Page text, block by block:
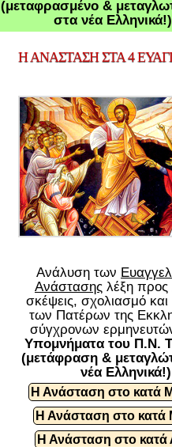
(μεταφρασμένο &
στα νέα Ελληνικά!)
ΗΑΝΑΣΤΑΣΗ ΣΤΑ 4
Ανάλυση των
Ανάστασης λέξη προς
σκέψεις, σχολιασμό και
των Πατέρων της
σύγχρονων
Υπομνήματα του Π.Ν.
(μετάφραση &
νέα Ελληνικά!)
Η Ανάσταση στο κατά
Η Ανάσταση στο κατά
Η Ανάσταση στο κατά